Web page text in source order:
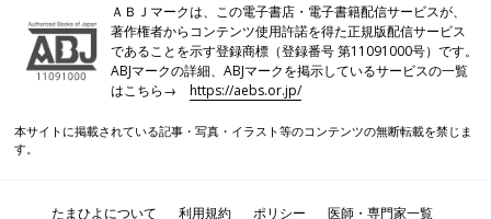
ます。また、コロナ禍出産の現在、立ち合い出産もお見舞いもで
きない病院が多いので“陣痛中も家族と連絡取れる”というところ
は大きなメリットだと感じました。
出産も理想どおりにいかないこともたくさんあると思いますが、
ＡＢＪマークは、この電子書店・電子書籍配信サービスが、
著作権者からコンテンツ使用許諾を得た正規版配信サービス
であることを示す登録商標（登録番号 第11091000号）です。
ABJマークの詳細、ABJマークを掲示しているサービスの一覧
はこちら→https://aebs.or.jp/
本サイトに掲載されている記事・写真・イラスト等のコンテンツの無断転載を禁じま
す。
たまひよについて 利用規約 ポリシー 医師・専門家一覧